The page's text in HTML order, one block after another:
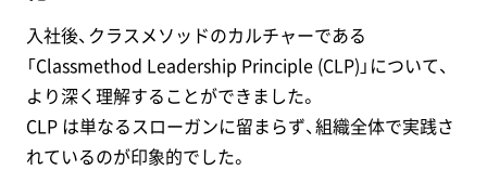
入社後、クラスメソッドのカルチャーである
「Classmethod Leadership Principle (CLP)」について、
より深く理解することができました。
CLP は単なるスローガンに留まらず、組織全体で実践さ
れているのが印象的でした。